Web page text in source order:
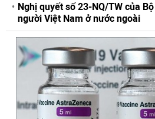
Nghị quyết số 23-NQ/TW của
người Việt Nam ở nước ngoài